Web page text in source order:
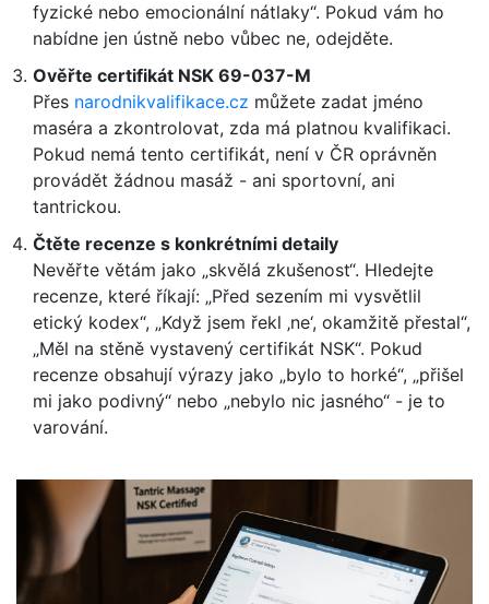
fyzické nebo emocionální nátlaky“. Pokud vám ho
nabídne jen ústně nebo vůbec ne, odejděte.
Ověřte certifikát NSK 69-037-M
Přes narodnikvalifikace.cz můžete zadat jméno
maséra a zkontrolovat, zda má platnou kvalifikaci.
Pokud nemá tento certifikát, není v ČR oprávněn
provádět žádnou masáž - ani sportovní, ani
tantrickou.
Čtěte recenze s konkrétními detaily
Nevěřte větám jako „skvělá zkušenost“. Hledejte
recenze, které říkají: „Před sezením mi vysvětlil
etický kodex“, „Když jsem řekl ‚ne‘, okamžitě přestal“,
„Měl na stěně vystavený certifikát NSK“. Pokud
recenze obsahují výrazy jako „bylo to horké“, „přišel
mi jako podivný“ nebo „nebylo nic jasného“ - je to
varování.